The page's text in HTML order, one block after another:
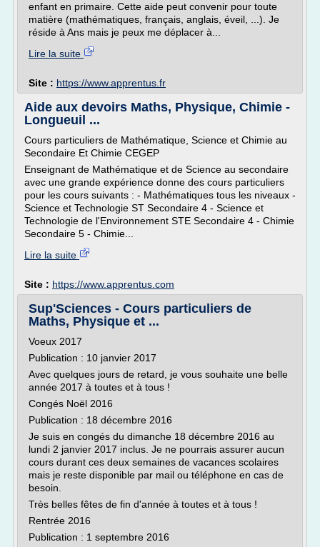
enfant en primaire. Cette aide peut convenir pour toute
matière (mathématiques, français, anglais, éveil, ...). Je
réside à Ans mais je peux me déplacer à...
Lire la suite
Site : https://www.apprentus.fr
Aide aux devoirs Maths, Physique, Chimie -
Longueuil ...
Cours particuliers de Mathématique, Science et Chimie au
Secondaire Et Chimie CEGEP
Enseignant de Mathématique et de Science au secondaire
avec une grande expérience donne des cours particuliers
pour les cours suivants : - Mathématiques tous les niveaux -
Science et Technologie ST Secondaire 4 - Science et
Technologie de l'Environnement STE Secondaire 4 - Chimie
Secondaire 5 - Chimie...
Lire la suite
Site : https://www.apprentus.com
Sup'Sciences - Cours particuliers de
Maths, Physique et ...
Voeux 2017
Publication : 10 janvier 2017
Avec quelques jours de retard, je vous souhaite une belle
année 2017 à toutes et à tous !
Congés Noël 2016
Publication : 18 décembre 2016
Je suis en congés du dimanche 18 décembre 2016 au
lundi 2 janvier 2017 inclus. Je ne pourrais assurer aucun
cours durant ces deux semaines de vacances scolaires
mais je reste disponible par mail ou téléphone en cas de
besoin.
Très belles fêtes de fin d'année à toutes et à tous !
Rentrée 2016
Publication : 1 septembre 2016